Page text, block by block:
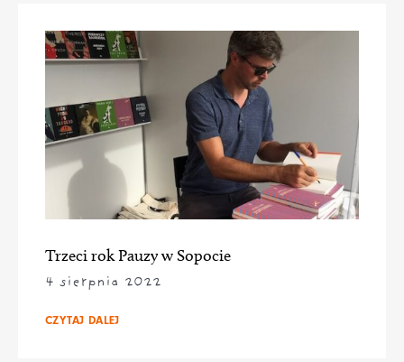
Trzeci rok Pauzy w Sopocie
4 sierpnia 2022
CZYTAJ DALEJ